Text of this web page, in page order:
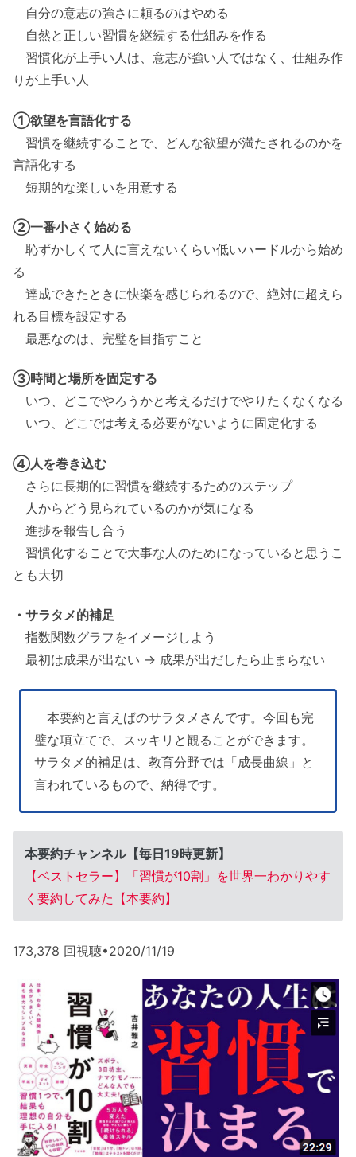
自分の意志の強さに頼るのはやめる
自然と正しい習慣を継続する仕組みを作る
習慣化が上手い人は、意志が強い人ではなく、仕組み作
りが上手い人
①欲望を言語化する
習慣を継続することで、どんな欲望が満たされるのかを
言語化する
短期的な楽しいを用意する
②一番小さく始める
恥ずかしくて人に言えないくらい低いハードルから始め
る
達成できたときに快楽を感じられるので、絶対に超えら
れる目標を設定する
最悪なのは、完璧を目指すこと
③時間と場所を固定する
いつ、どこでやろうかと考えるだけでやりたくなくなる
いつ、どこでは考える必要がないように固定化する
④人を巻き込む
さらに長期的に習慣を継続するためのステップ
人からどう見られているのかが気になる
進捗を報告し合う
習慣化することで大事な人のためになっていると思うこ
とも大切
・サラタメ的補足
指数関数グラフをイメージしよう
最初は成果が出ない → 成果が出だしたら止まらない
本要約と言えばのサラタメさんです。今回も完
璧な項立てで、スッキリと観ることができます。
サラタメ的補足は、教育分野では「成長曲線」と
言われているもので、納得です。
本要約チャンネル【毎日19時更新】
【ベストセラー】「習慣が10割」を世界一わかりやす
く要約してみた【本要約】
173,378 回視聴•2020/11/19